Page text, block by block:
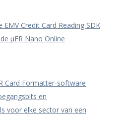
EMV Credit Card Reading SDK
μFR Nano Online
Card Formatter-software
en
voor elke sector van een